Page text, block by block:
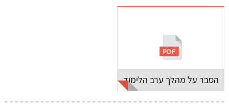
הסבר על מהלך ערב הלימוד